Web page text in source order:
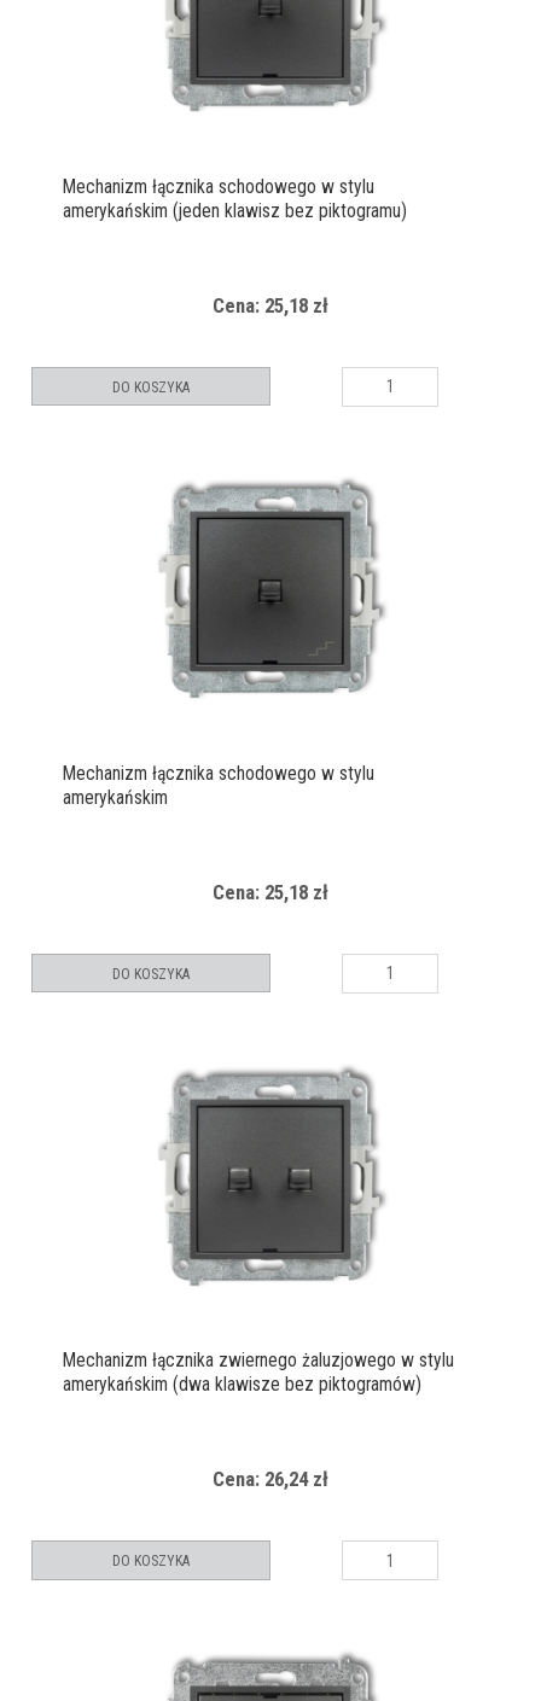
Mechanizm łącznika schodowego w stylu
amerykańskim (jeden klawisz bez piktogramu)
Cena: 25,18 zł
DO KOSZYKA
Mechanizm łącznika schodowego w stylu
amerykańskim
Cena: 25,18 zł
DO KOSZYKA
Mechanizm łącznika zwiernego żaluzjowego w stylu
amerykańskim (dwa klawisze bez piktogramów)
Cena: 26,24 zł
DO KOSZYKA